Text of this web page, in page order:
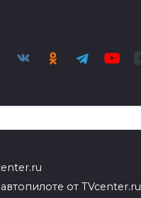
от TVcenter.ru